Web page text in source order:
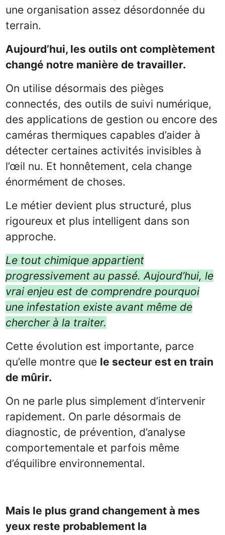
une organisation assez désordonnée du
terrain.
Aujourd’hui, les outils ont complètement
changé notre manière de travailler.
On utilise désormais des pièges
connectés, des outils de suivi numérique,
des applications de gestion ou encore des
caméras thermiques capables d’aider à
détecter certaines activités invisibles à
l’œil nu. Et honnêtement, cela change
énormément de choses.
Le métier devient plus structuré, plus
rigoureux et plus intelligent dans son
approche.
Le tout chimique appartient
progressivement au passé. Aujourd’hui, le
vrai enjeu est de comprendre pourquoi
une infestation existe avant même de
chercher à la traiter.
Cette évolution est importante, parce
qu’elle montre que le secteur est en train
de mûrir.
On ne parle plus simplement d’intervenir
rapidement. On parle désormais de
diagnostic, de prévention, d’analyse
comportementale et parfois même
d’équilibre environnemental.
Mais le plus grand changement à mes
yeux reste probablement la